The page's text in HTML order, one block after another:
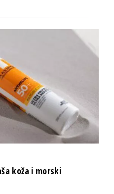
koža i morski